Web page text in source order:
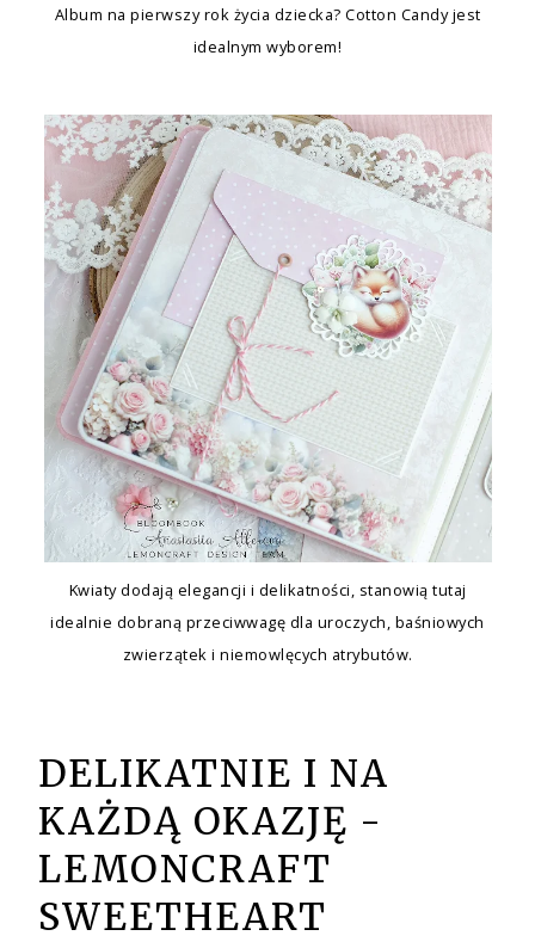
Album na pierwszy rok życia dziecka? Cotton Candy jest
idealnym wyborem!
Kwiaty dodają elegancji i delikatności, stanowią tutaj
idealnie dobraną przeciwwagę dla uroczych, baśniowych
zwierzątek i niemowlęcych atrybutów.
DELIKATNIE I NA
KAŻDĄ OKAZJĘ -
LEMONCRAFT
SWEETHEART